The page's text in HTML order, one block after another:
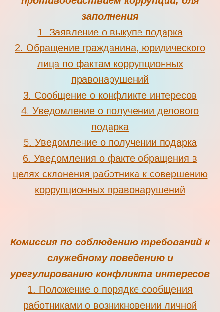
заполнения
1. Заявление о выкупе подарка
2. Обращение гражданина, юридического
лица по фактам коррупционных
правонарушений
3. Сообщение о конфликте интересов
4. Уведомление о получении делового
подарка
5. Уведомление о получении подарка
6. Уведомления о факте обращения в
целях склонения работника к совершению
коррупционных правонарушений
Комиссия по соблюдению требований к
служебному поведению и
урегулированию конфликта интересов
1. Положение о порядке сообщения
работниками о возникновении личной